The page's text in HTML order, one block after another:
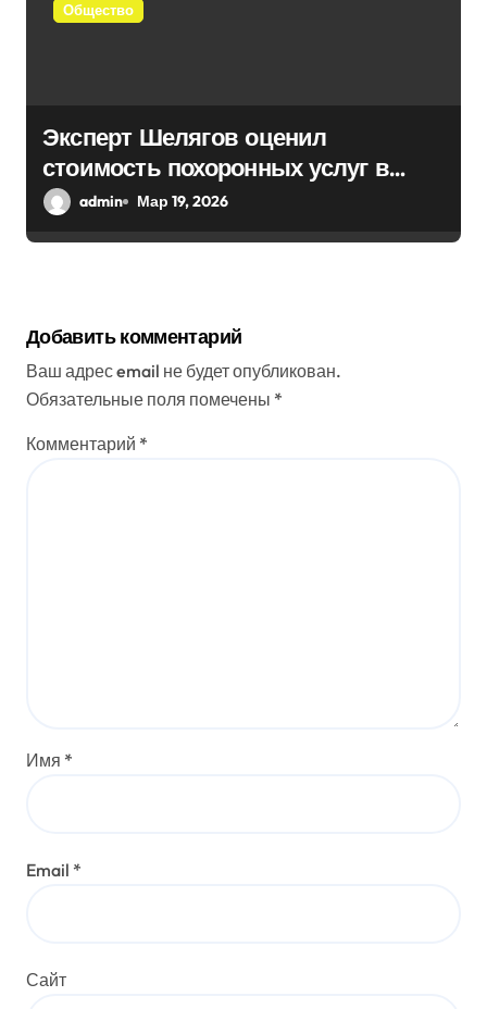
Общество
Эксперт Шелягов оценил
стоимость похоронных услуг в
России
admin Мар 19, 2026
Добавить комментарий
Ваш адрес email не будет опубликован.
Обязательные поля помечены *
Комментарий *
Имя *
Email *
Сайт